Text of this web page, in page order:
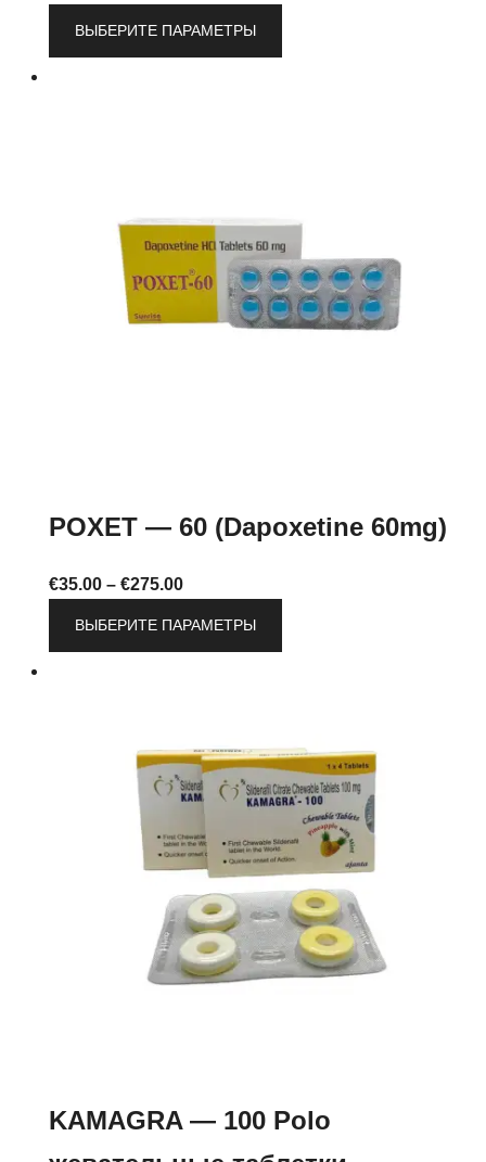
ВЫБЕРИТЕ ПАРАМЕТРЫ
на
странице
товара.
POXET — 60 (Dapoxetine 60mg)
€35.00 – €275.00Диапазон
ВЫБЕРИТЕ ПАРАМЕТРЫ
Опции
можно
выбрать
на
странице
товара.
KAMAGRA — 100 Polo